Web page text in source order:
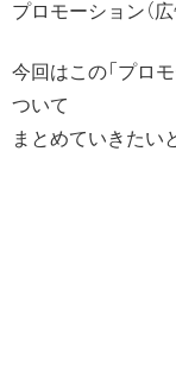
プロモーション（
今回はこの「プロ
ついて
まとめていきたい